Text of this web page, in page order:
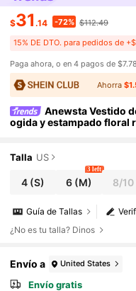
$31 .14 -72% $112.49
15% DE DTO. para pedidos de
Paga ahora, o en 4 pagos de $7.78
Ahorra
Anewsta Vestido
ogida y estampado floral
Talla US
4 (S) 6 (M)
3 left
8/10
Guía de Tallas
¿No es tu talla? Dinos
Envío a United States
Envío gratis